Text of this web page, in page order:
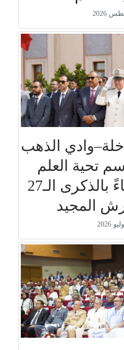
الذهب
تحية العلم
الوطني احتفاءً بالذكرى الـ27
المجيد